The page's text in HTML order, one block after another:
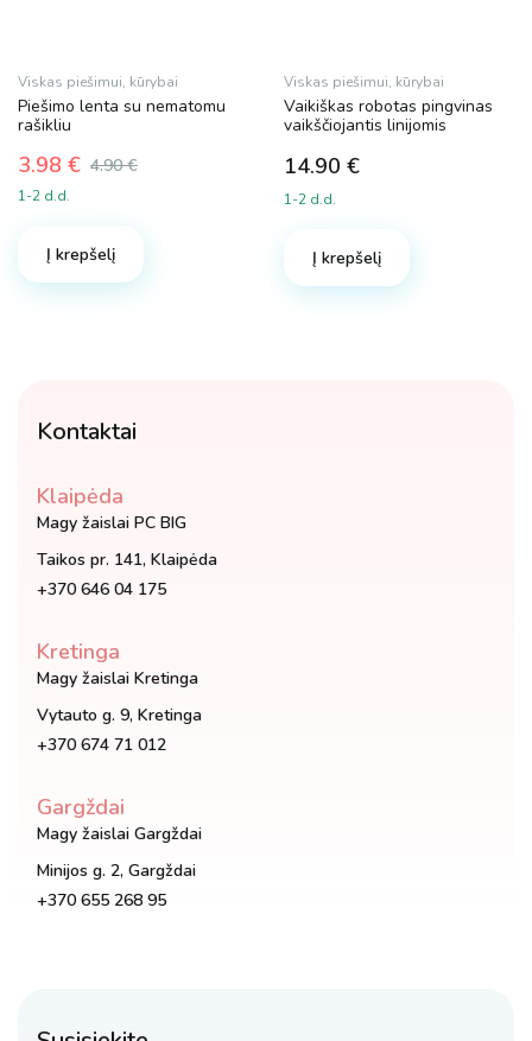
Viskas piešimui, kūrybai
Piešimo lenta su nematomu
rašikliu
4.90€
Original
price
4.90 €.
3.98 €
Current
price
3.98 €.
1-2 d.d.
Į krepšelį
Viskas piešimui, kūrybai
Vaikiškas robotas pingvinas
vaikščiojantis linijomis
14.90 €
1-2 d.d.
Į krepšelį
Kontaktai
Klaipėda
Magy žaislai PC BIG
Taikos pr. 141, Klaipėda
+370 646 04 175
Kretinga
Magy žaislai Kretinga
Vytauto g. 9, Kretinga
+370 674 71 012
Gargždai
Magy žaislai Gargždai
Minijos g. 2, Gargždai
+370 655 268 95